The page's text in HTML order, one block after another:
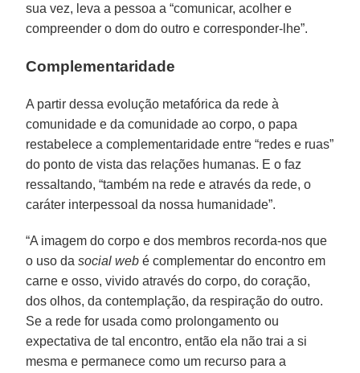
sua vez, leva a pessoa a “comunicar, acolher e
compreender o dom do outro e corresponder-lhe”.
Complementaridade
A partir dessa evolução metafórica da rede à
comunidade e da comunidade ao corpo, o papa
restabelece a complementaridade entre “redes e ruas”
do ponto de vista das relações humanas. E o faz
ressaltando, “também na rede e através da rede, o
caráter interpessoal da nossa humanidade”.
“A imagem do corpo e dos membros recorda-nos que
o uso dasocial web é complementar do encontro em
carne e osso, vivido através do corpo, do coração,
dos olhos, da contemplação, da respiração do outro.
Se a rede for usada como prolongamento ou
expectativa de tal encontro, então ela não trai a si
mesma e permanece como um recurso para a